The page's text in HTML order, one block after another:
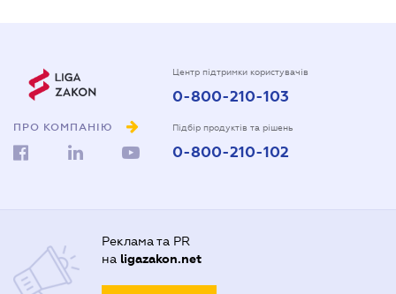
ПРО КОМПАНІЮ
Центр підтримки користувачів
0-800-210-103
Підбір продуктів та рішень
0-800-210-102
Реклама та PR
на ligazakon.net